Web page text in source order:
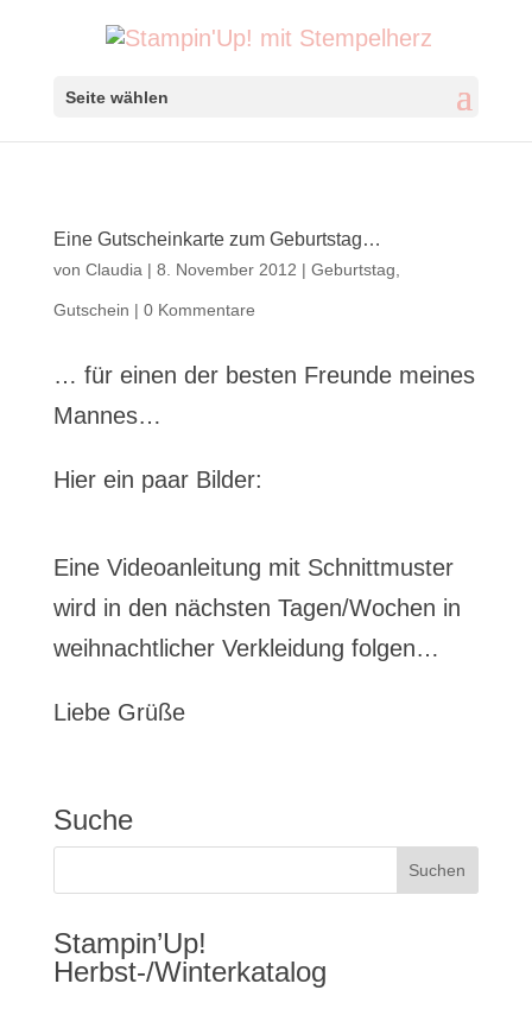
Seite wählen
Eine Gutscheinkarte zum Geburtstag…
von Claudia | 8. November 2012 | Geburtstag
Gutschein | 0 Kommentare
… für einen der besten Freunde meines
Mannes…
Hier ein paar Bilder:
Eine Videoanleitung mit Schnittmuster
wird in den nächsten Tagen/Wochen in
weihnachtlicher Verkleidung folgen…
Liebe Grüße
Suche
Stampin’Up!
Herbst-/Winterkatalog